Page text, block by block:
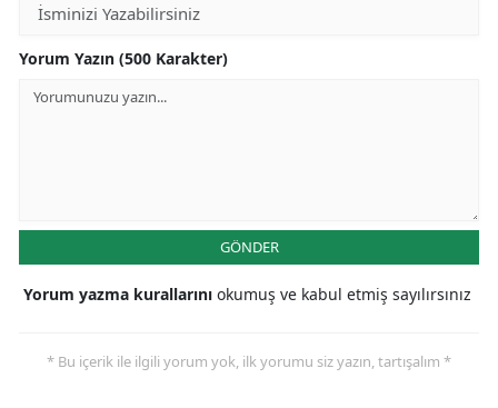
Yorum Yazın (500 Karakter)
GÖNDER
Yorum yazma kurallarını okumuş ve kabul etmiş sayılırsınız
* Bu içerik ile ilgili yorum yok, ilk yorumu siz yazın, tartışalım *